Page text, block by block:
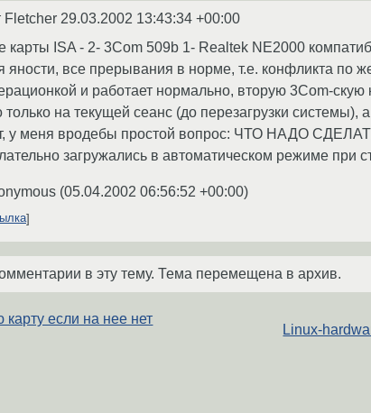
Fletcher 29.03.2002 13:43:34 +00:00
карты ISA - 2- 3Com 509b 1- Realtek NE2000
яности, все прерывания в норме, т.е. конфликта по
и работает нормально, вторую 3Com-
только на текущей сеанс (до перезагрузки системы),
у меня вродебы простой вопрос: ЧТО НАДО
загружались в автоматическом режиме при
(05.04.2002 06:56:52 +00:00)
в эту тему. Тема перемещена в архив.
карту если на нее нет
Linux-